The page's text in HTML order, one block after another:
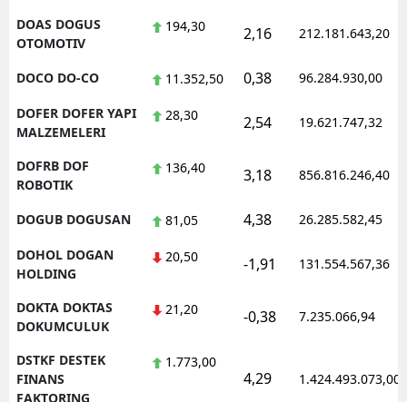
DOAS DOGUS
OTOMOTIV
194,30 2,16 212.181.643,20
DOCO DO-CO 11.352,50 0,38 96.284.930,00
DOFER DOFER YAPI
MALZEMELERI
28,30 2,54 19.621.747,32
DOFRB DOF
ROBOTIK
136,40 3,18 856.816.246,40
DOGUB DOGUSAN 81,05 4,38 26.285.582,45
DOHOL DOGAN
HOLDING
20,50 -1,91 131.554.567,36
DOKTA DOKTAS
DOKUMCULUK
21,20 -0,38 7.235.066,94
DSTKF DESTEK
FINANS
FAKTORING
1.773,00
4,29 1.424.493.073,00